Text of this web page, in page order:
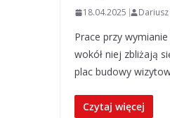
18.04.2025 Dariusz
Prace przy
wokół niej zbliżają
plac budowy
Czytaj więcej